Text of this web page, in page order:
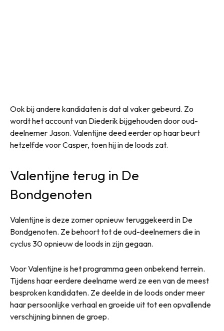
Ook bij andere kandidaten is dat al vaker gebeurd. Zo
wordt het account van Diederik bijgehouden door oud-
deelnemer Jason. Valentijne deed eerder op haar beurt
hetzelfde voor Casper, toen hij in de loods zat.
Valentijne terug in De
Bondgenoten
Valentijne is deze zomer opnieuw teruggekeerd in De
Bondgenoten. Ze behoort tot de oud-deelnemers die in
cyclus 30 opnieuw de loods in zijn gegaan.
Voor Valentijne is het programma geen onbekend terrein.
Tijdens haar eerdere deelname werd ze een van de meest
besproken kandidaten. Ze deelde in de loods onder meer
haar persoonlijke verhaal en groeide uit tot een opvallende
verschijning binnen de groep.